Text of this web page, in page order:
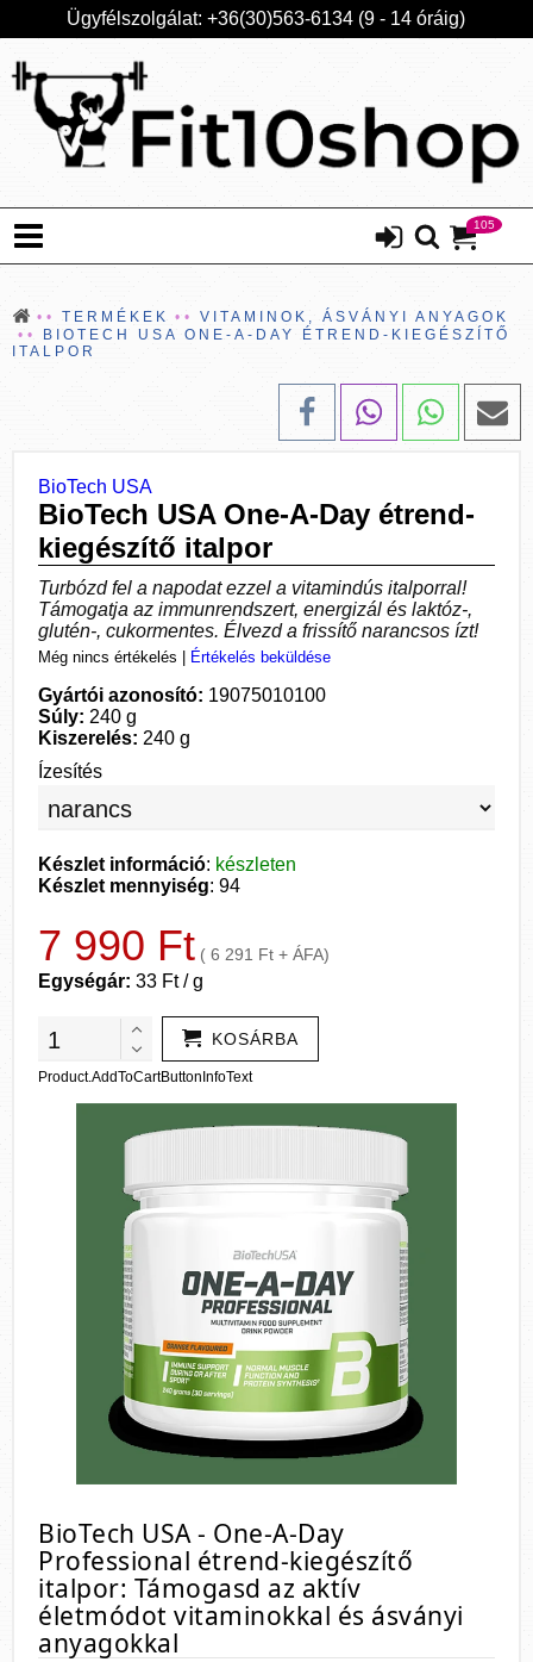
Ügyfélszolgálat: +36(30)563-6134 (9 - 14 óráig)
105
TERMÉKEK
VITAMINOK, ÁSVÁNYI ANYAGOK
BIOTECH USA ONE-A-DAY ÉTREND-KIEGÉSZÍTŐ
ITALPOR
BioTech USA
BioTech USA One-A-Day étrend-
kiegészítő italpor
Turbózd fel a napodat ezzel a vitamindús italporral!
Támogatja az immunrendszert, energizál és laktóz-,
glutén-, cukormentes. Élvezd a frissítő narancsos ízt!
Még nincs értékelés Értékelés beküldése
Gyártói azonosító: 19075010100
Súly: 240 g
Kiszerelés: 240 g
Ízesítés
Készlet információ: készleten
Készlet mennyiség: 94
7 990 Ft ( 6 291 Ft + ÁFA)
Egységár: 33 Ft / g
KOSÁRBA
Product.AddToCartButtonInfoText
BioTech USA - One-A-Day
Professional étrend-kiegészítő
italpor: Támogasd az aktív
életmódot vitaminokkal és ásványi
anyagokkal